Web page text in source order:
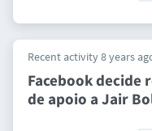
Recent activity 8 years
Facebook decide
de apoio a Jair